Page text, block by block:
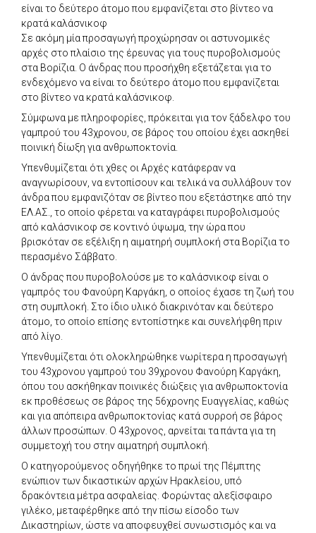
είναι το δεύτερο άτομο που εμφανίζεται στο βίντεο να
κρατά καλάσνικοφ
Σε ακόμη μία προσαγωγή προχώρησαν οι αστυνομικές
αρχές στο πλαίσιο της έρευνας για τους πυροβολισμούς
στα Βορίζια. Ο άνδρας που προσήχθη εξετάζεται για το
ενδεχόμενο να είναι το δεύτερο άτομο που εμφανίζεται
στο βίντεο να κρατά καλάσνικοφ.
Σύμφωνα με πληροφορίες, πρόκειται για τον ξάδελφο του
γαμπρού του 43χρονου, σε βάρος του οποίου έχει ασκηθεί
ποινική δίωξη για ανθρωποκτονία.
Υπενθυμίζεται ότι χθες οι Αρχές κατάφεραν να
αναγνωρίσουν, να εντοπίσουν και τελικά να συλλάβουν τον
άνδρα που εμφανιζόταν σε βίντεο που εξετάστηκε από την
ΕΛ.ΑΣ., το οποίο φέρεται να καταγράφει πυροβολισμούς
από καλάσνικοφ σε κοντινό ύψωμα, την ώρα που
βρισκόταν σε εξέλιξη η αιματηρή συμπλοκή στα Βορίζια το
περασμένο Σάββατο.
Ο άνδρας που πυροβολούσε με το καλάσνικοφ είναι ο
γαμπρός του Φανούρη Καργάκη, ο οποίος έχασε τη ζωή του
στη συμπλοκή. Στο ίδιο υλικό διακρινόταν και δεύτερο
άτομο, το οποίο επίσης εντοπίστηκε και συνελήφθη πριν
από λίγο.
Υπενθυμίζεται ότι ολοκληρώθηκε νωρίτερα η προσαγωγή
του 43χρονου γαμπρού του 39χρονου Φανούρη Καργάκη,
όπου του ασκήθηκαν ποινικές διώξεις για ανθρωποκτονία
εκ προθέσεως σε βάρος της 56χρονης Ευαγγελίας, καθώς
και για απόπειρα ανθρωποκτονίας κατά συρροή σε βάρος
άλλων προσώπων. Ο 43χρονος, αρνείται τα πάντα για τη
συμμετοχή του στην αιματηρή συμπλοκή.
Ο κατηγορούμενος οδηγήθηκε το πρωί της Πέμπτης
ενώπιον των δικαστικών αρχών Ηρακλείου, υπό
δρακόντεια μέτρα ασφαλείας. Φορώντας αλεξίσφαιρο
γιλέκο, μεταφέρθηκε από την πίσω είσοδο των
Δικαστηρίων, ώστε να αποφευχθεί συνωστισμός και να